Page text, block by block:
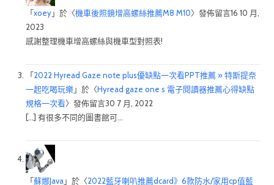
「xoey」於〈機車後照鏡增高螺絲推薦M8 M10〉發佈留言16 10 月,
2023
感謝整理機車增高螺絲與機車型對照表!
「2022 Hyread Gaze note plus優缺點一次看PPT推薦 » 特斯提奈
一起吃喝玩樂」於〈Hyread gaze one s 電子閱讀器推薦心得缺點
規格一次看〉發佈留言30 7 月, 2022
[…] 有很多不同的圖書館可…
「蘇娜Java」於〈2022藍牙喇叭推薦dcard》6款防水/家用cp值藍